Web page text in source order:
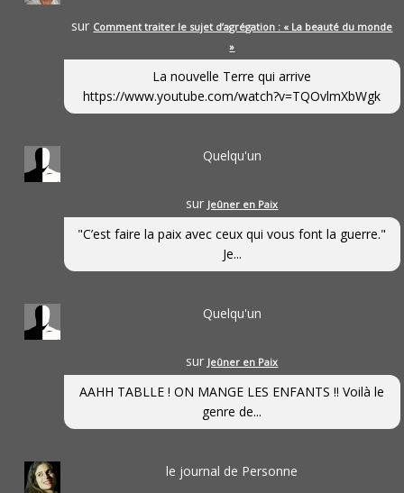
sur Comment traiter le sujet d’agrégation : « La beauté du monde
»
La nouvelle Terre qui arrive
https://www.youtube.com/watch?v=TQOvlmXbWgk
Quelqu'un
sur Jeûner en Paix
"C’est faire la paix avec ceux qui vous font la guerre."
Je...
Quelqu'un
sur Jeûner en Paix
AAHH TABLLE ! ON MANGE LES ENFANTS !! Voilà le
genre de...
le journal de Personne